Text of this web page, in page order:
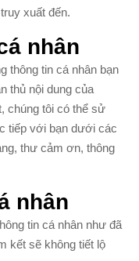
xuất đến.
nhân
thông tin cá nhân bạn
thủ nội dung của
chúng tôi có thể sử
tiếp với bạn dưới các
thư cảm ơn, thông
nhân
tin cá nhân như đã
kết sẽ không tiết lộ